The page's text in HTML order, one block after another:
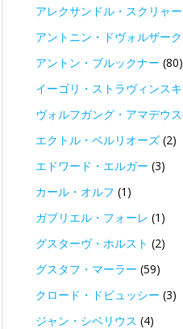
アレクサンドル・スクリャ
アントニン・ドヴォルザーク
アントン・ブルックナー (80)
イーゴリ・ストラヴィンス
ヴォルフガング・アマデウ
エクトル・ベルリオーズ (2)
エドワード・エルガー (3)
カール・オルフ (1)
ガブリエル・フォーレ (1)
グスターヴ・ホルスト (2)
グスタフ・マーラー (59)
クロード・ドビュッシー (3)
ジャン・シベリウス (4)